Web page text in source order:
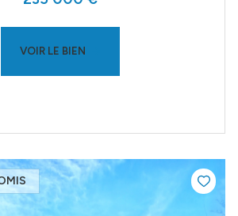
VOIR LE BIEN